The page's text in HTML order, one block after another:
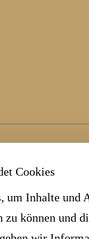
Cookies
um Inhalte und
zu können und